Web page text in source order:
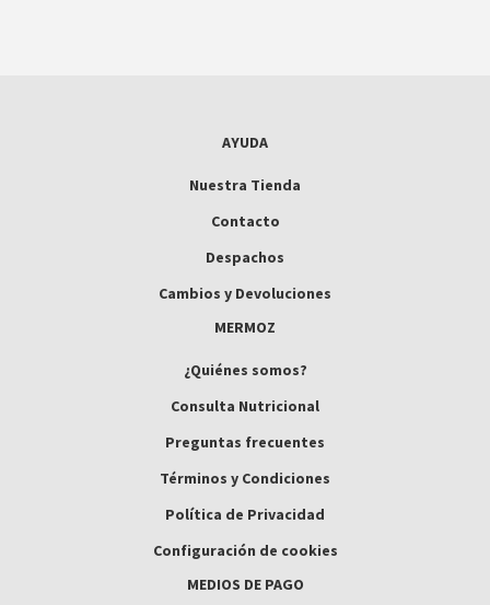
AYUDA
Nuestra Tienda
Contacto
Despachos
Cambios y Devoluciones
MERMOZ
¿Quiénes somos?
Consulta Nutricional
Preguntas frecuentes
Términos y Condiciones
Política de Privacidad
Configuración de cookies
MEDIOS DE PAGO